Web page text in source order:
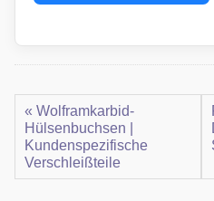
« Wolframkarbid-
Hülsenbuchsen |
Kundenspezifische
Verschleißteile